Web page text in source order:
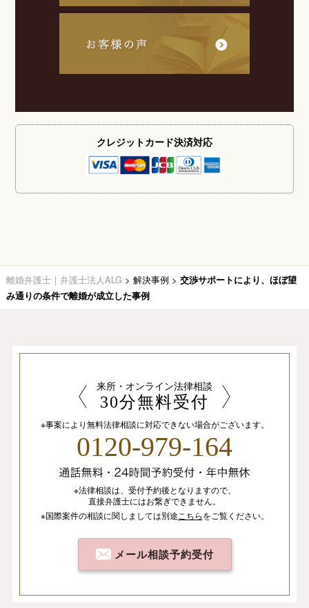
クレジットカード決済対応
離婚弁護士｜弁護士法人ALG > 解決事例 > 交渉サポートにより、ほぼ望
み通りの条件で離婚が成立した事例
来所・オンライン法律相談
30分無料受付
※事案により無料法律相談に対応できない場合がございます。
0120-979-164
※法律相談は、 受付予約後となりますので、
直接弁護士にはお繋ぎできません。
※国際案件の相談に関しましては別途 こちらをご覧ください。
メール相談予約受付